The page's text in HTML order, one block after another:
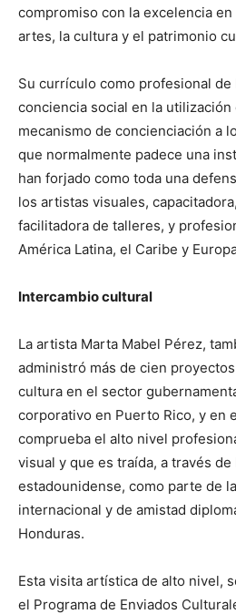
compromiso con la excelencia
artes, la cultura y el patrimonio
Su currículo como profesional
conciencia social en la utilización
mecanismo de concienciación a
que normalmente padece una
han forjado como toda una
los artistas visuales,
facilitadora de talleres, y
América Latina, el Caribe y
Intercambio cultural
La artista Marta Mabel Pérez,
administró más de cien
cultura en el sector
corporativo en Puerto Rico, y en
comprueba el alto nivel
visual y que es traída, a través
estadounidense, como parte de
internacional y de amistad
Honduras.
Esta visita artística de alto nivel,
el Programa de Enviados